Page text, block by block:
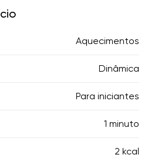
Aquecimentos
Dinâmica
Para iniciantes
1 minuto
2 kcal